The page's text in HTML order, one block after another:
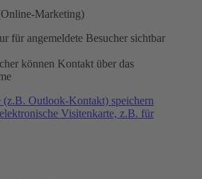
Marketing)
für angemeldete Besucher sichtbar
können Kontakt über das
Visitenkarte, z.B. für